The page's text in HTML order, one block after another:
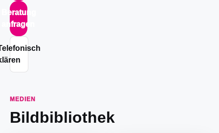
Beratung
anfragen
MEDIEN
Bildbibliothek